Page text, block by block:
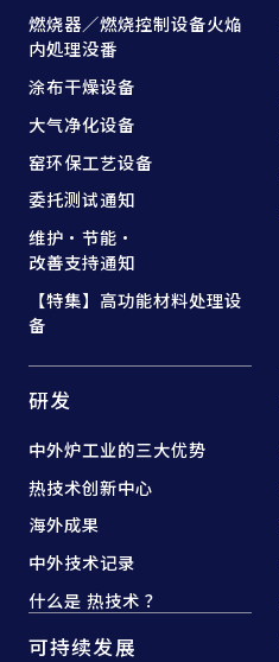
燃烧器／燃烧控制设备火焔
内処理没番
涂布干燥设备
大气净化设备
窑环保工艺设备
委托测试通知
维护·节能·
改善支持通知
【特集】高功能材料处理设
备
研发
中外炉工业的三大优势
热技术创新中心
海外成果
中外技术记录
什么是 热技术 ？
可持续发展